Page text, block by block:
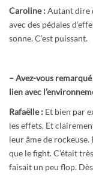
Caroline :Autant dire
avec des pédales
sonne. C’est puissant.
– Avez-vous
lien avec
Rafaëlle : Et bien par
les effets. Et
leur âme de
que le fight. C’était
faisait un peu flop.